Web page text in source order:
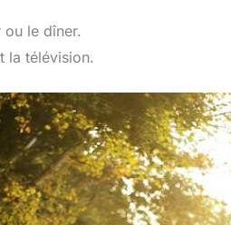
ou le dîner.
la télévision.